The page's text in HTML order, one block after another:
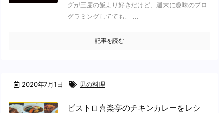
グが三度の飯より好きだけど、週末に趣味のプロ
グラミングしてても、 ...
記事を読む
2020年7月1日 男の料理
ビストロ喜楽亭のチキンカレーをレシ